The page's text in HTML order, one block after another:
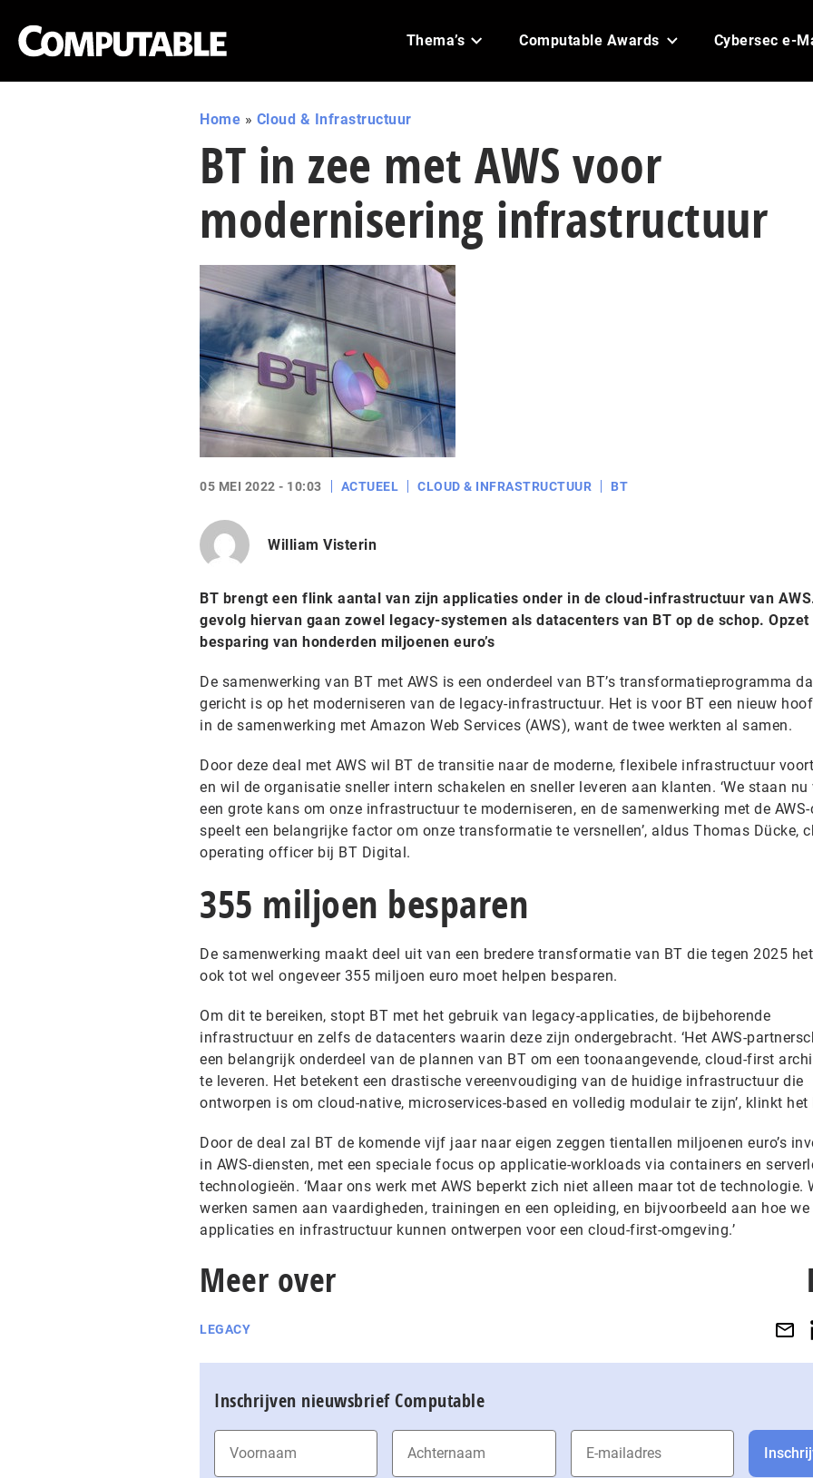
Thema’s Computable Awards Cybersec e-
Home » Cloud & Infrastructuur
BT in zee met AWS voor
modernisering infrastructuur
05 MEI 2022 - 10:03 ACTUEEL CLOUD & INFRASTRUCTUUR BT
William Visterin
BT brengt een flink aantal van zijn applicaties onder in de cloud-infrastructuur van
gevolg hiervan gaan zowel legacy-systemen als datacenters van BT op de schop. Opzet
besparing van honderden miljoenen euro’s
De samenwerking van BT met AWS is een onderdeel van BT’s transformatieprogramma
gericht is op het moderniseren van de legacy-infrastructuur. Het is voor BT een nieuw
in de samenwerking met Amazon Web Services (AWS), want de twee werkten al samen.
Door deze deal met AWS wil BT de transitie naar de moderne, flexibele infrastructuur
en wil de organisatie sneller intern schakelen en sneller leveren aan klanten. ‘We staan nu
een grote kans om onze infrastructuur te moderniseren, en de samenwerking met de
speelt een belangrijke factor om onze transformatie te versnellen’, aldus Thomas Dücke,
operating officer bij BT Digital.
355 miljoen besparen
De samenwerking maakt deel uit van een bredere transformatie van BT die tegen 2025
ook tot wel ongeveer 355 miljoen euro moet helpen besparen.
Om dit te bereiken, stopt BT met het gebruik van legacy-applicaties, de bijbehorende
infrastructuur en zelfs de datacenters waarin deze zijn ondergebracht. ‘Het AWS-
een belangrijk onderdeel van de plannen van BT om een toonaangevende, cloud-first
te leveren. Het betekent een drastische vereenvoudiging van de huidige infrastructuur die
ontworpen is om cloud-native, microservices-based en volledig modulair te zijn’, klinkt het
Door de deal zal BT de komende vijf jaar naar eigen zeggen tientallen miljoenen euro’s
in AWS-diensten, met een speciale focus op applicatie-workloads via containers en
technologieën. ‘Maar ons werk met AWS beperkt zich niet alleen maar tot de technologie.
werken samen aan vaardigheden, trainingen en een opleiding, en bijvoorbeeld aan hoe we
applicaties en infrastructuur kunnen ontwerpen voor een cloud-first-omgeving.’
Meer over
LEGACY
Inschrijven nieuwsbrief Computable